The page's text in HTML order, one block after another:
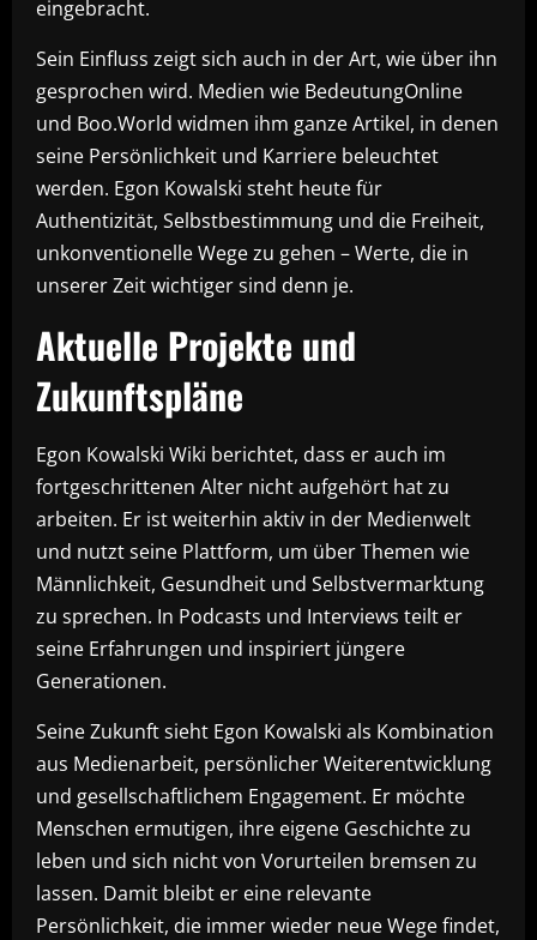
eingebracht.
Sein Einfluss zeigt sich auch in der Art, wie über ihn
gesprochen wird. Medien wie BedeutungOnline
und Boo.World widmen ihm ganze Artikel, in denen
seine Persönlichkeit und Karriere beleuchtet
werden. Egon Kowalski steht heute für
Authentizität, Selbstbestimmung und die Freiheit,
unkonventionelle Wege zu gehen – Werte, die in
unserer Zeit wichtiger sind denn je.
Aktuelle Projekte und
Zukunftspläne
Egon Kowalski Wiki berichtet, dass er auch im
fortgeschrittenen Alter nicht aufgehört hat zu
arbeiten. Er ist weiterhin aktiv in der Medienwelt
und nutzt seine Plattform, um über Themen wie
Männlichkeit, Gesundheit und Selbstvermarktung
zu sprechen. In Podcasts und Interviews teilt er
seine Erfahrungen und inspiriert jüngere
Generationen.
Seine Zukunft sieht Egon Kowalski als Kombination
aus Medienarbeit, persönlicher Weiterentwicklung
und gesellschaftlichem Engagement. Er möchte
Menschen ermutigen, ihre eigene Geschichte zu
leben und sich nicht von Vorurteilen bremsen zu
lassen. Damit bleibt er eine relevante
Persönlichkeit, die immer wieder neue Wege findet,